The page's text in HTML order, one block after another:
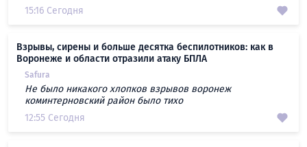
15:16 Сегодня
Взрывы, сирены и больше десятка беспилотников: как в
Воронеже и области отразили атаку БПЛА
Safura
Не было никакого хлопков взрывов воронеж
коминтерновский район было тихо
12:55 Сегодня